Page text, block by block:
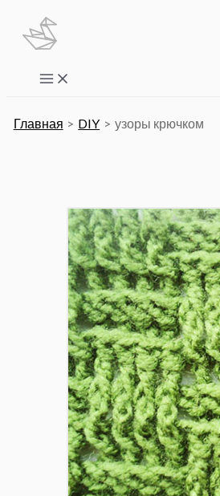
Перейти
содержимому
Main
Menu
Главная DIY узоры крючком